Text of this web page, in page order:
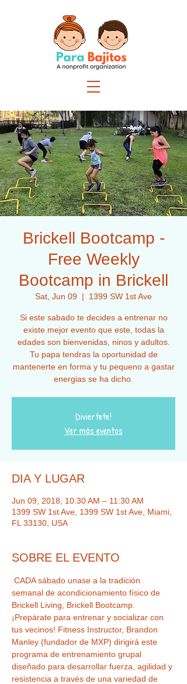
Brickell Bootcamp -
Free Weekly
Bootcamp in Brickell
Sat, Jun 09
  |
1399 SW 1st Ave
Si este sabado te decides a entrenar no
existe mejor evento que este, todas la
edades son bienvenidas, ninos y adultos.
Tu papa tendras la oportunidad de
mantenerte en forma y tu pequeno a gastar
energias se ha dicho.
Diviertete!
Ver más eventos
DIA Y LUGAR
Jun 09, 2018, 10:30 AM – 11:30 AM
1399 SW 1st Ave, 1399 SW 1st Ave, Miami,
FL 33130, USA
SOBRE EL EVENTO
semanal de acondicionamiento físico de
Brickell Living, Brickell Bootcamp.
¡Prepárate para entrenar y socializar con
tus vecinos! Fitness Instructor, Brandon
Manley (fundador de MXP) dirigirá este
programa de entrenamiento grupal
diseñado para desarrollar fuerza, agilidad y
resistencia a través de una variedad de